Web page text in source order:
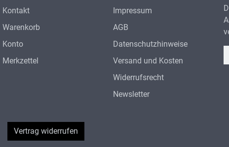
Kontakt
Warenkorb
Konto
Merkzettel
Impressum
AGB
Datenschutzhinweise
Versand und Kosten
Widerrufsrecht
Newsletter
Vertrag widerrufen